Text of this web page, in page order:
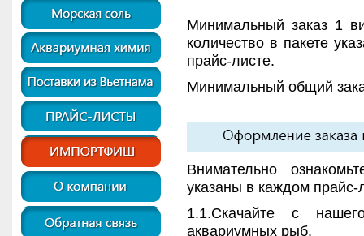
Минимальный заказ 1
количество в пакете
прайс-листе.
Минимальный общий
Внимательно
указаны в каждом прайс-
1.1.Скачайте с
аквариумных рыб.